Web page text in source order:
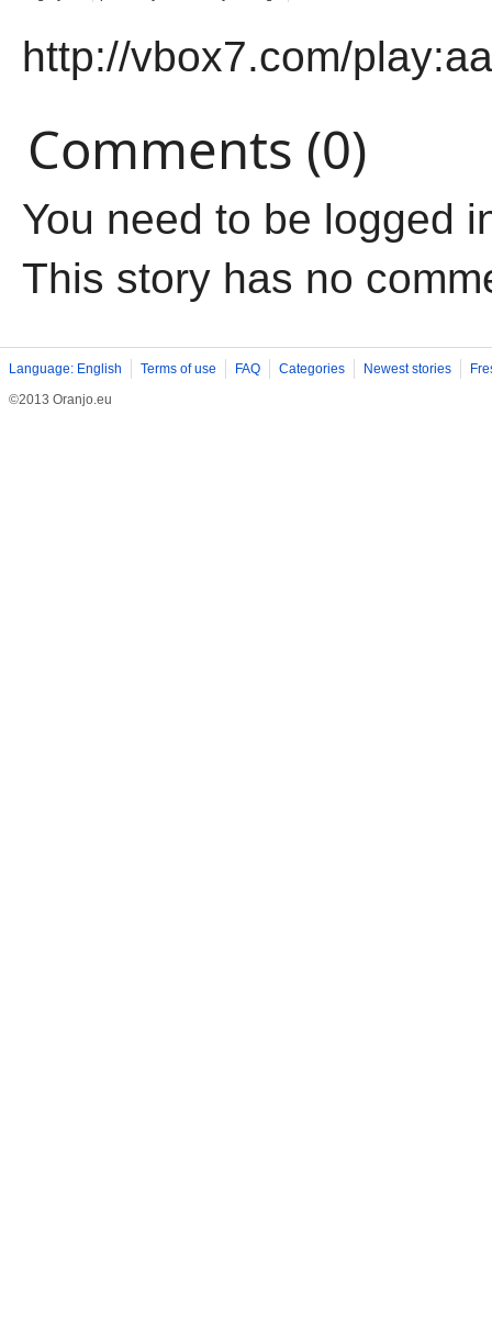
http://vbox7.com/
Comments (0)
You need to be logged
This story has no
Language: English Terms of use FAQ Categories Newest stories
©2013 Oranjo.eu